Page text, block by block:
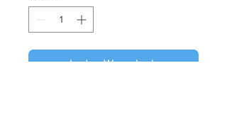
In den Warenkorb